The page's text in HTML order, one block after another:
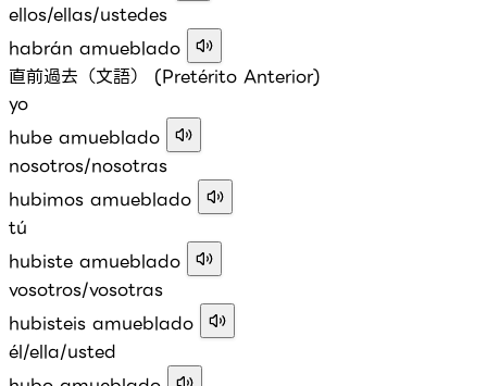
ellos/ellas/ustedes
habrán amueblado
直前過去（文語） (Pretérito Anterior)
yo
hube amueblado
nosotros/nosotras
hubimos amueblado
tú
hubiste amueblado
vosotros/vosotras
hubisteis amueblado
él/ella/usted